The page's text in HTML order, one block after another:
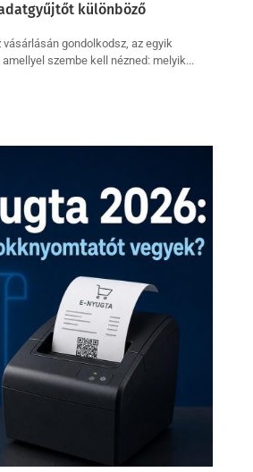
különböző
gondolkodsz, az egyik
szembe kell nézned: melyik...